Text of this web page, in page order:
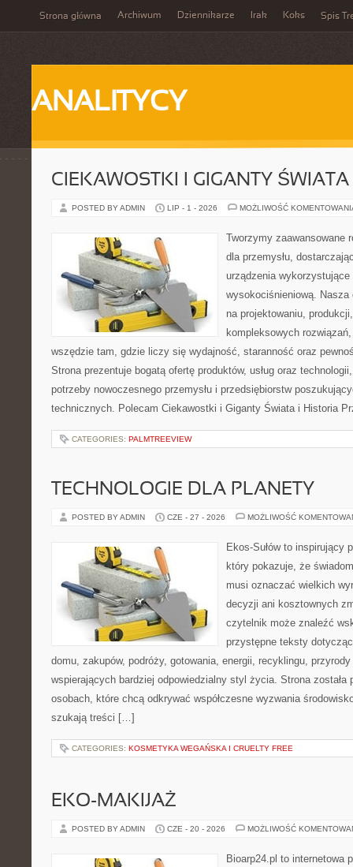
Strona główna Archiwum Dziennikarze Irak Koks Spis
ANALITYCY
CIEKAWOSTKI I GIGANTY ŚWIATA
POSTED BY ADMIN LIP - 1 - 2026 MOŻLIWOŚĆ
Tworzymy zaawansowane
dla przemysłu,
urządzenia wykorzystujące
wysokociśnieniową. Nasza
na projektowaniu,
kompleksowych
wszędzie tam, gdzie liczy się wydajność, staranność oraz
Strona prezentuje bogatą ofertę produktów, usług oraz
potrzeby nowoczesnego przemysłu i przedsiębiorstw
technicznych. Polecam Ciekawostki i Giganty Świata i Historia
CATEGORIES: PALMTREEVIEW
TECHNOLOGIE DLA PLANETY
POSTED BY ADMIN CZE - 27 - 2026 MOŻLIWOŚĆ
Ekos-Sułów to inspirujący
który pokazuje, że
musi oznaczać wielkich
decyzji ani kosztownych
czytelnik może znaleźć
przystępne teksty
domu, zakupów, podróży, gotowania, energii, recyklingu,
wspierających bardziej odpowiedzialny styl życia. Strona została
osobach, które chcą odkrywać współczesne wyzwania
szukają treści […]
CATEGORIES: KOSMETYKA WEGAŃSKA I CRUELTY FREE
EKO-MAKIJAŻ
POSTED BY ADMIN CZE - 20 - 2026 MOŻLIWOŚĆ
Bioarp24.pl to internetowa